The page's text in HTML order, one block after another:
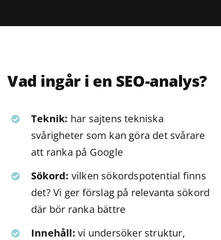
Vad ingår i en SEO-analys?
Teknik: har sajtens tekniska
svårigheter som kan göra det svårare
att ranka på Google
Sökord: vilken sökordspotential finns
det? Vi ger förslag på relevanta sökord
där bör ranka bättre
Innehåll: vi undersöker struktur,